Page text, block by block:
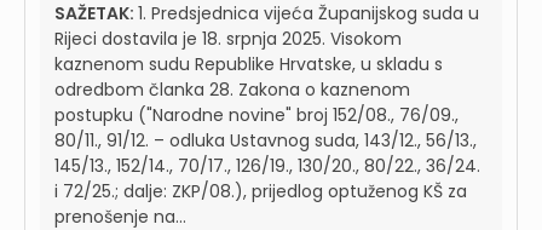
SAŽETAK: 1. Predsjednica vijeća Županijskog suda u
Rijeci dostavila je 18. srpnja 2025. Visokom
kaznenom sudu Republike Hrvatske, u skladu s
odredbom članka 28. Zakona o kaznenom
postupku ("Narodne novine" broj 152/08., 76/09.,
80/11., 91/12. – odluka Ustavnog suda, 143/12., 56/13.,
145/13., 152/14., 70/17., 126/19., 130/20., 80/22., 36/24.
i 72/25.; dalje: ZKP/08.), prijedlog optuženog KŠ za
prenošenje na...